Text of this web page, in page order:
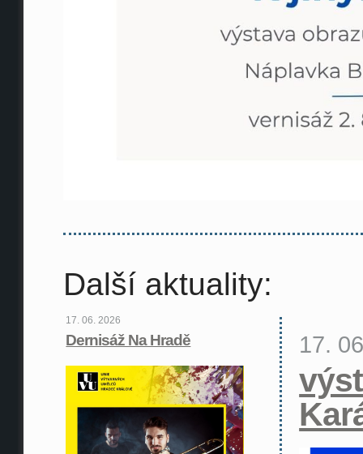
Další aktuality:
17. 06. 2026
Dernisáž Na Hradě 17.